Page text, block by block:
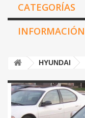
CATEGORÍAS
INFORMACIÓN
HYUNDAI